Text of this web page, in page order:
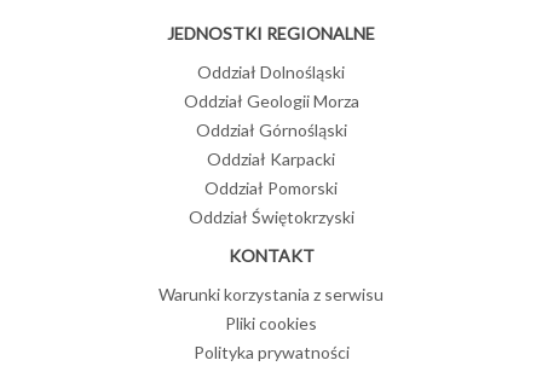
JEDNOSTKI REGIONALNE
Oddział Dolnośląski
Oddział Geologii Morza
Oddział Górnośląski
Oddział Karpacki
Oddział Pomorski
Oddział Świętokrzyski
KONTAKT
Warunki korzystania z serwisu
Pliki cookies
Polityka prywatności